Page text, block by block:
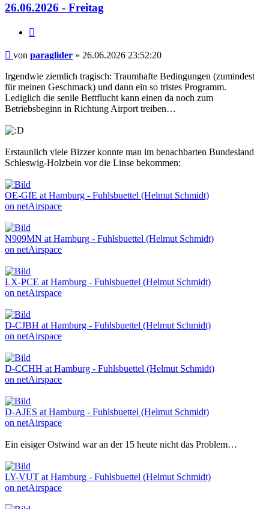
26.06.2026 - Freitag
Beitrag
von paraglider » 26.06.2026 23:52:20
Irgendwie ziemlich tragisch: Traumhafte Bedingungen (zumindest
für meinen Geschmack) und dann ein so tristes Programm.
Lediglich die senile Bettflucht kann einen da noch zum
Betriebsbeginn in Richtung Airport treiben…
Erstaunlich viele Bizzer konnte man im benachbarten Bundesland
Schleswig-Holzbein vor die Linse bekommen:
OE-GIE at Hamburg - Fuhlsbuettel (Helmut Schmidt)
on netAirspace
N909MN at Hamburg - Fuhlsbuettel (Helmut Schmidt)
on netAirspace
LX-PCE at Hamburg - Fuhlsbuettel (Helmut Schmidt)
on netAirspace
D-CJBH at Hamburg - Fuhlsbuettel (Helmut Schmidt)
on netAirspace
D-CCHH at Hamburg - Fuhlsbuettel (Helmut Schmidt)
on netAirspace
D-AJES at Hamburg - Fuhlsbuettel (Helmut Schmidt)
on netAirspace
Ein eisiger Ostwind war an der 15 heute nicht das Problem…
LY-VUT at Hamburg - Fuhlsbuettel (Helmut Schmidt)
on netAirspace